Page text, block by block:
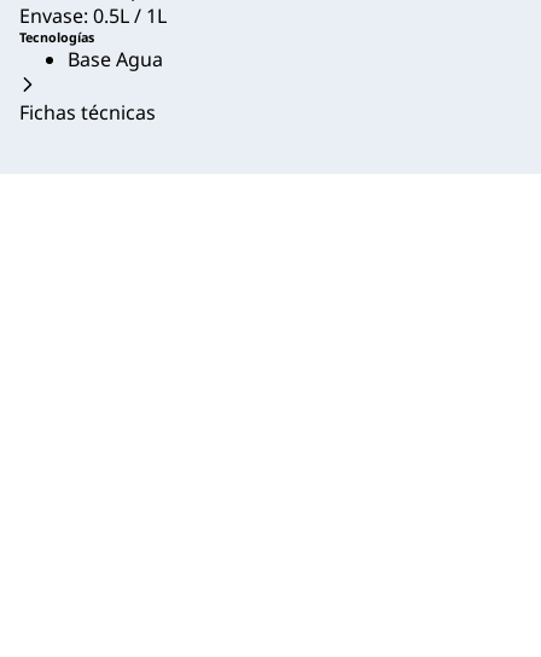
Envase: 0.5L / 1L
Tecnologías
Base Agua
Fichas técnicas